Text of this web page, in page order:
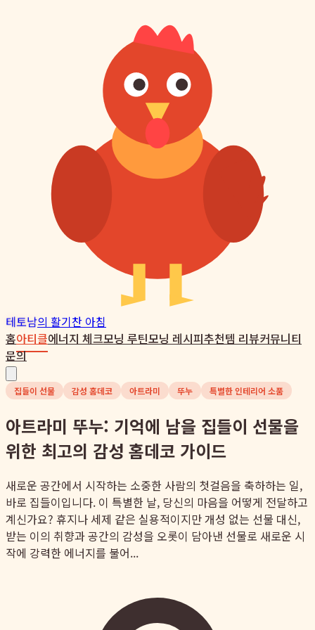
테토남의 활기찬 아침
홈아티클에너지 체크모닝 루틴모닝 레시피추천템 리뷰커뮤니티
문의
집들이 선물 감성 홈데코 아트라미 뚜누 특별한 인테리어 소품
아트라미 뚜누: 기억에 남을 집들이 선물을
위한 최고의 감성 홈데코 가이드
새로운 공간에서 시작하는 소중한 사람의 첫걸음을 축하하는 일,
바로 집들이입니다. 이 특별한 날, 당신의 마음을 어떻게 전달하고
계신가요? 휴지나 세제 같은 실용적이지만 개성 없는 선물 대신,
받는 이의 취향과 공간의 감성을 오롯이 담아낸 선물로 새로운 시
작에 강력한 에너지를 불어...